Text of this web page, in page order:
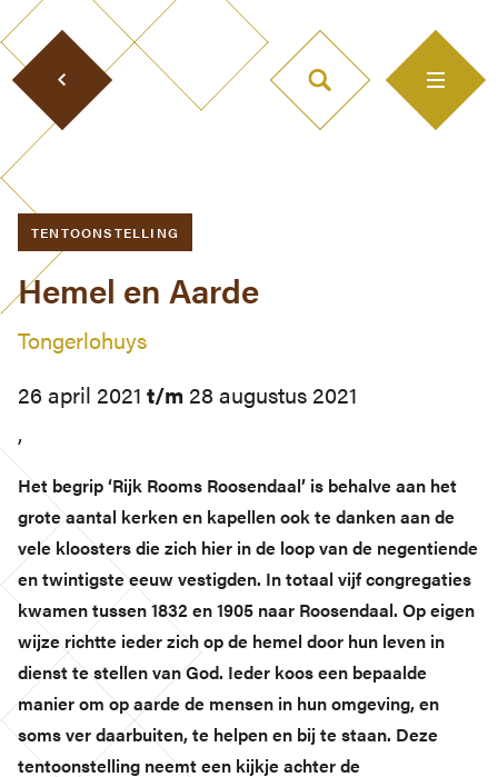
TENTOONSTELLING
Hemel en Aarde
Tongerlohuys
26 april 2021 t/m 28 augustus 2021
,
Het begrip ‘Rijk Rooms Roosendaal’ is behalve aan het
grote aantal kerken en kapellen ook te danken aan de
vele kloosters die zich hier in de loop van de negentiende
en twintigste eeuw vestigden. In totaal vijf congregaties
kwamen tussen 1832 en 1905 naar Roosendaal. Op eigen
wijze richtte ieder zich op de hemel door hun leven in
dienst te stellen van God. Ieder koos een bepaalde
manier om op aarde de mensen in hun omgeving, en
soms ver daarbuiten, te helpen en bij te staan. Deze
tentoonstelling neemt een kijkje achter de